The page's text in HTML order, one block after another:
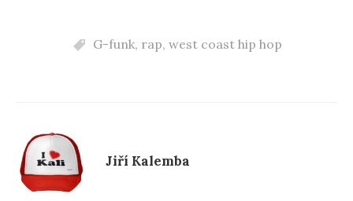
o
k
G-funk, rap, west coast hip hop
Jiří Kalemba